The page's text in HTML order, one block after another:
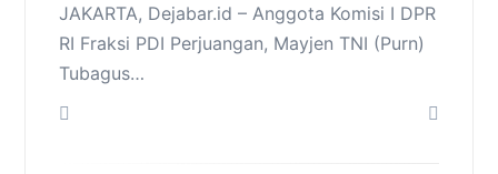
JAKARTA, Dejabar.id – Anggota Komisi I DPR
RI Fraksi PDI Perjuangan, Mayjen TNI (Purn)
Tubagus…